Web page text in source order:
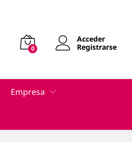
0
Acceder
Registrarse
Empresa